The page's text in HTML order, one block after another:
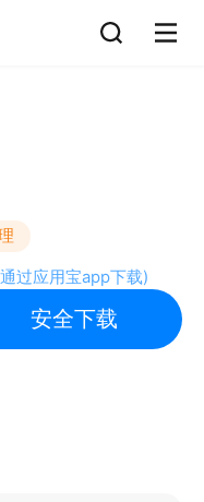
通过应用宝app下载)
安全下载